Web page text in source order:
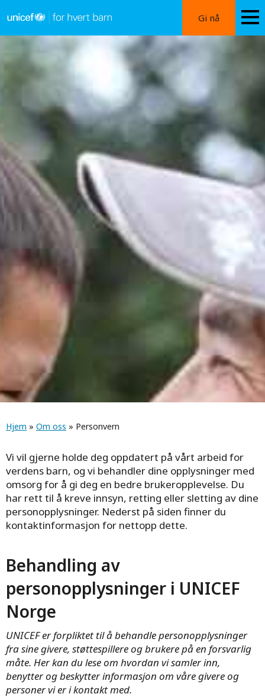
til
hovedinnhold
Gi nå
Personvern
Navigasjonssti
Hjem » Om oss » Personvern
Vi vil gjerne holde deg oppdatert på vårt arbeid for
verdens barn, og vi behandler dine opplysninger med
omsorg for å gi deg en bedre brukeropplevelse. Du
har rett til å kreve innsyn, retting eller sletting av dine
personopplysninger. Nederst på siden finner du
kontaktinformasjon for nettopp dette.
Behandling av
personopplysninger i UNICEF
Norge
UNICEF er forpliktet til å behandle personopplysninger
fra sine givere, støttespillere og brukere på en forsvarlig
måte. Her kan du lese om hvordan vi samler inn,
benytter og beskytter informasjon om våre givere og
personer vi er i kontakt med.